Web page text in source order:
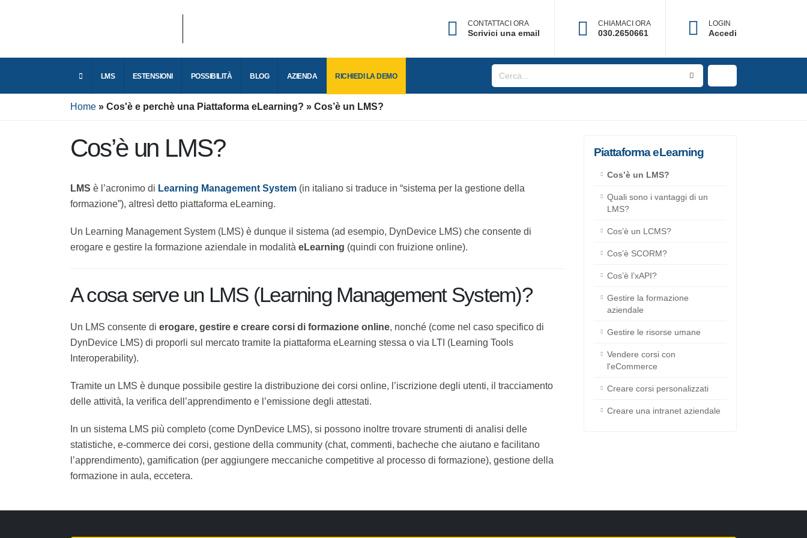
CONTATTACI ORA
Scrivici una email
CHIAMACI ORA
030.2650661
LOGIN
Accedi
LMS ESTENSIONI POSSIBILITÀ BLOG AZIENDA RICHIEDI LA
Home Cos'è e perchè una Piattaforma eLearning? Cos’è un LMS?
Cos’è un LMS?
LMS è l’acronimo diLearning Management System(in italiano si traduce in “sistema per la gestione della
formazione”), altresì detto piattaforma eLearning.
Un Learning Management System (LMS) è dunque il sistema (ad esempio, DynDevice LMS) che consente di
erogare e gestire la formazione aziendale in modalitàeLearning(quindi con fruizione online).
A cosa serve un LMS (Learning Management System)?
Un LMS consente dierogare, gestire e creare corsi di formazione online, nonché (come nel caso specifico
di DynDevice LMS) di proporli sul mercato tramite la piattaforma eLearning stessa o via LTI (Learning Tools
Interoperability).
Tramite un LMS è dunque possibile gestire la distribuzione dei corsi online, l’iscrizione degli utenti, il
tracciamento delle attività, la verifica dell’apprendimento e l’emissione degli attestati.
In un sistema LMS più completo (come DynDevice LMS), si possono inoltre trovare strumenti di analisi delle
statistiche, e-commerce dei corsi, gestione della community (chat, commenti, bacheche che aiutano e
facilitano l’apprendimento), gamification (per aggiungere meccaniche competitive al processo di formazione),
gestione della formazione in aula, eccetera.
Piattaforma eLearning
Cos’è un LMS?
Quali sono i vantaggi di un
LMS?
Cos’è un LCMS?
Cos’è SCORM?
Cos’è l’xAPI?
Gestire la formazione
aziendale
Gestire le risorse umane
Vendere corsi con
l'eCommerce
Creare corsi personalizzati
Creare una intranet